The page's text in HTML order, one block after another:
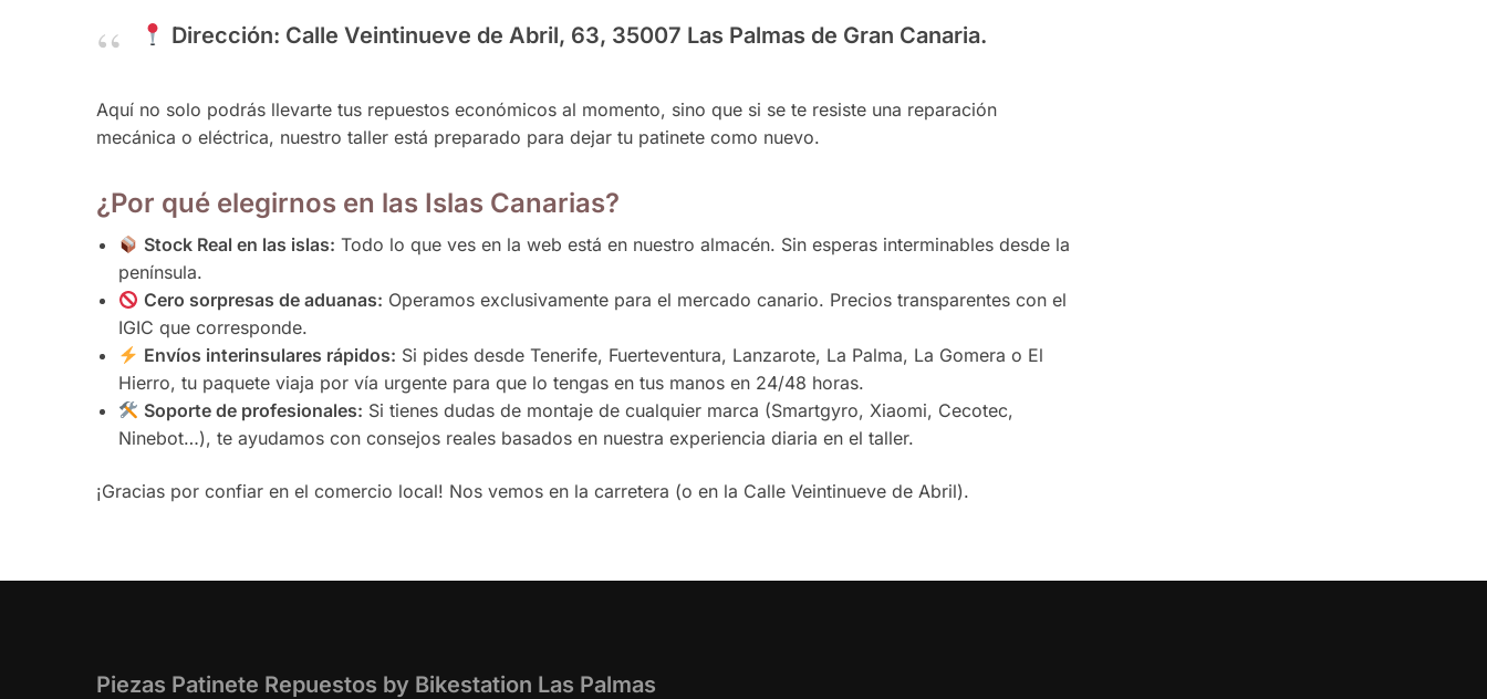
Dirección: Calle Veintinueve de Abril, 63, 35007 Las Palmas de Gran Canaria.
Aquí no solo podrás llevarte tus repuestos económicos al momento, sino que si se te resiste una reparación
mecánica o eléctrica, nuestro taller está preparado para dejar tu patinete como nuevo.
¿Por qué elegirnos en las Islas Canarias?
Stock Real en las islas: Todo lo que ves en la web está en nuestro almacén. Sin esperas interminables desde la
península.
Cero sorpresas de aduanas: Operamos exclusivamente para el mercado canario. Precios transparentes con el
IGIC que corresponde.
Envíos interinsulares rápidos: Si pides desde Tenerife, Fuerteventura, Lanzarote, La Palma, La Gomera o El
Hierro, tu paquete viaja por vía urgente para que lo tengas en tus manos en 24/48 horas.
Soporte de profesionales: Si tienes dudas de montaje de cualquier marca (Smartgyro, Xiaomi, Cecotec,
Ninebot…), te ayudamos con consejos reales basados en nuestra experiencia diaria en el taller.
¡Gracias por confiar en el comercio local! Nos vemos en la carretera (o en la Calle Veintinueve de Abril).
Piezas Patinete Repuestos by Bikestation Las Palmas